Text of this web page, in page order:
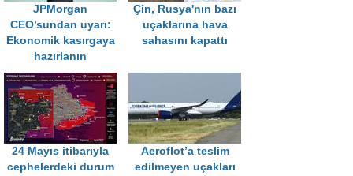
JPMorgan
CEO’sundan uyarı:
Ekonomik kasırgaya
hazırlanın
Çin, Rusya'nın bazı
uçaklarına hava
sahasını kapattı
24 Mayıs itibarıyla
cephelerdeki durum
Aeroflot’a teslim
edilmeyen uçakları